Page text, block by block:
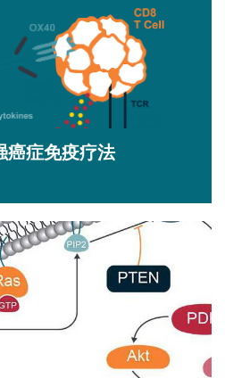
癌症免疫疗法